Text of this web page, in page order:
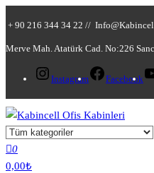
+ 90 216 344 34 22 //
Merve Mah. Atatürk Cad. No:226
Instagram Facebook
Kabincell Ofis Kabinleri
0
0,00₺